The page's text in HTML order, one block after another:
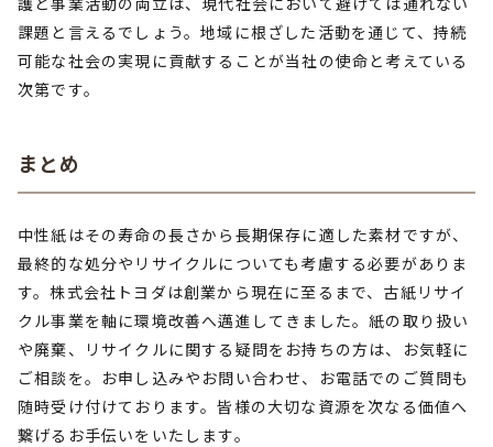
課題と言えるでしょう。地域に根ざした活動を通じて、持続
可能な社会の実現に貢献することが当社の使命と考えている
次第です。
まとめ
中性紙はその寿命の長さから長期保存に適した素材ですが、
最終的な処分やリサイクルについても考慮する必要がありま
す。株式会社トヨダは創業から現在に至るまで、古紙リサイ
クル事業を軸に環境改善へ邁進してきました。紙の取り扱い
や廃棄、リサイクルに関する疑問をお持ちの方は、お気軽に
ご相談を。お申し込みやお問い合わせ、お電話でのご質問も
随時受け付けております。皆様の大切な資源を次なる価値へ
繋げるお手伝いをいたします。